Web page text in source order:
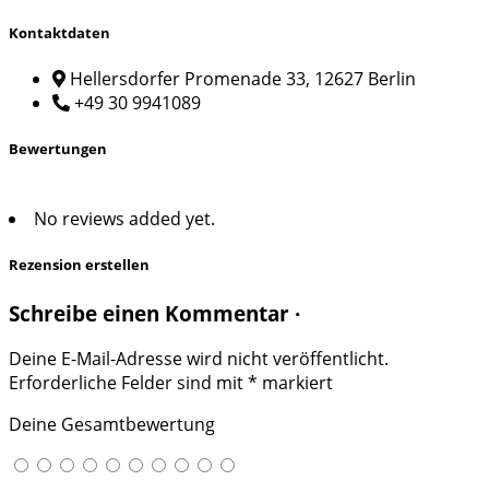
Kontaktdaten
Hellersdorfer Promenade 33, 12627 Berlin
+49 30 9941089
Bewertungen
No reviews added yet.
Rezension erstellen
Schreibe einen Kommentar ·
Deine E-Mail-Adresse wird nicht veröffentlicht.
Erforderliche Felder sind mit* markiert
Deine Gesamtbewertung